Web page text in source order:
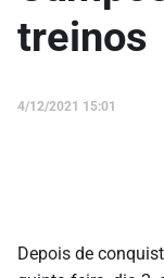
treinos
4/12/2021 15:01
Depois de